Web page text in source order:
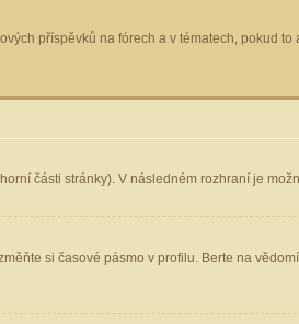
příspěvků na fórech a v tématech, pokud
části stránky). V následném rozhraní je
si časové pásmo v profilu. Berte na